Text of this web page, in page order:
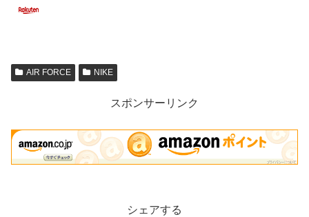
AIR FORCE NIKE
スポンサーリンク
シェアする